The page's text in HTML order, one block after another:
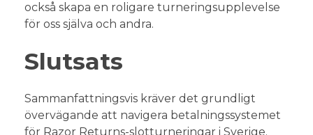
också skapa en roligare turneringsupplevelse
för oss själva och andra.
Slutsats
Sammanfattningsvis kräver det grundligt
övervägande att navigera betalningssystemet
för Razor Returns-slotturneringar i Sverige.